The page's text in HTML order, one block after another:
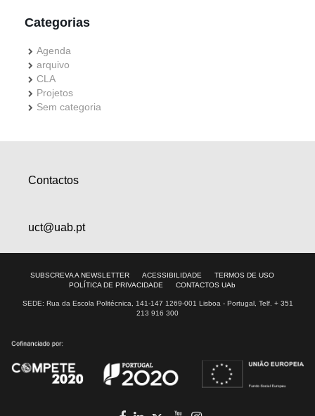
Categorias
Agenda
arquivo
CLA
Projetos
Sem categoria
Contactos
uct@uab.pt
SUBSCREVA A NEWSLETTER ACESSIBILIDADE
TERMOS DE USO
POLÍTICA DE PRIVACIDADE
CONTACTOS UAb
SEDE: Rua da Escola Politécnica, 141-147 1269-001 Lisboa - Portugal, Telf. + 351
213 916 300
Twitter